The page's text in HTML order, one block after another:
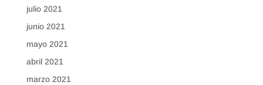
julio 2021
junio 2021
mayo 2021
abril 2021
marzo 2021